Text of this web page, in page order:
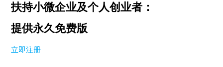
扶持小微企业及个人创业者：
提供永久免费版
立即注册